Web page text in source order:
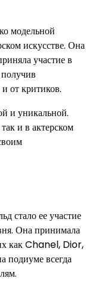
модельной
искусстве. Она
участие в
от критиков.
и уникальной.
и в актерском
стало ее участие
Она принимала
как Chanel, Dior,
подиуме всегда